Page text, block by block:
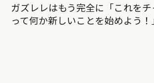
ガズレレはもう完全に「これを
って何か新しいことを始めよう！